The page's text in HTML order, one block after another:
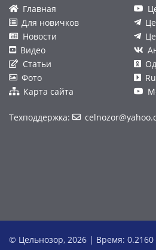
Главная
Для новичков
Новости
Видео
Статьи
Фото
Карта сайта
Техподдержка:
© Цельнозор, 2026 | Время: